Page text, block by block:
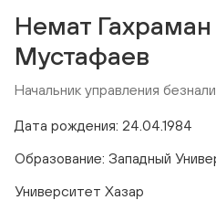
Немат Гахраман
Мустафаев
Начальник управления
Дата рождения: 24.04.1984
Образование: Западный
Университет Хазар